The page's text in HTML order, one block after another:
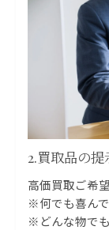
2.買取品の提
高価買取ご希
※何でも喜んで
※どんな物で